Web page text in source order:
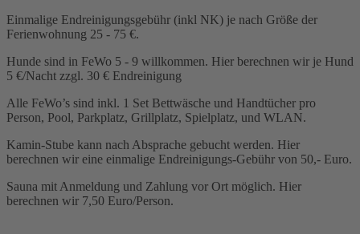
Einmalige Endreinigungsgebühr (inkl NK) je nach Größe der
Ferienwohnung 25 - 75 €.
Hunde sind in FeWo 5 - 9 willkommen. Hier berechnen wir je Hund
5 €/Nacht zzgl. 30 € Endreinigung
Alle FeWo’s sind inkl. 1 Set Bettwäsche und Handtücher pro
Person, Pool, Parkplatz, Grillplatz, Spielplatz, und WLAN.
Kamin-Stube kann nach Absprache gebucht werden. Hier
berechnen wir eine einmalige Endreinigungs-Gebühr von 50,- Euro.
Sauna mit Anmeldung und Zahlung vor Ort möglich. Hier
berechnen wir 7,50 Euro/Person.